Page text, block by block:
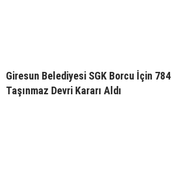
Giresun Belediyesi SGK Borcu İçin
Taşınmaz Devri Kararı Aldı